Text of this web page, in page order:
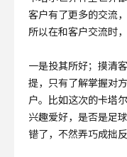
客户有了更多的交流
所以在和客户交流时
一是投其所好；摸清
提，只有了解掌握对
户。比如这次的卡塔
兴趣爱好，是否是足
错了，不然弄巧成拙